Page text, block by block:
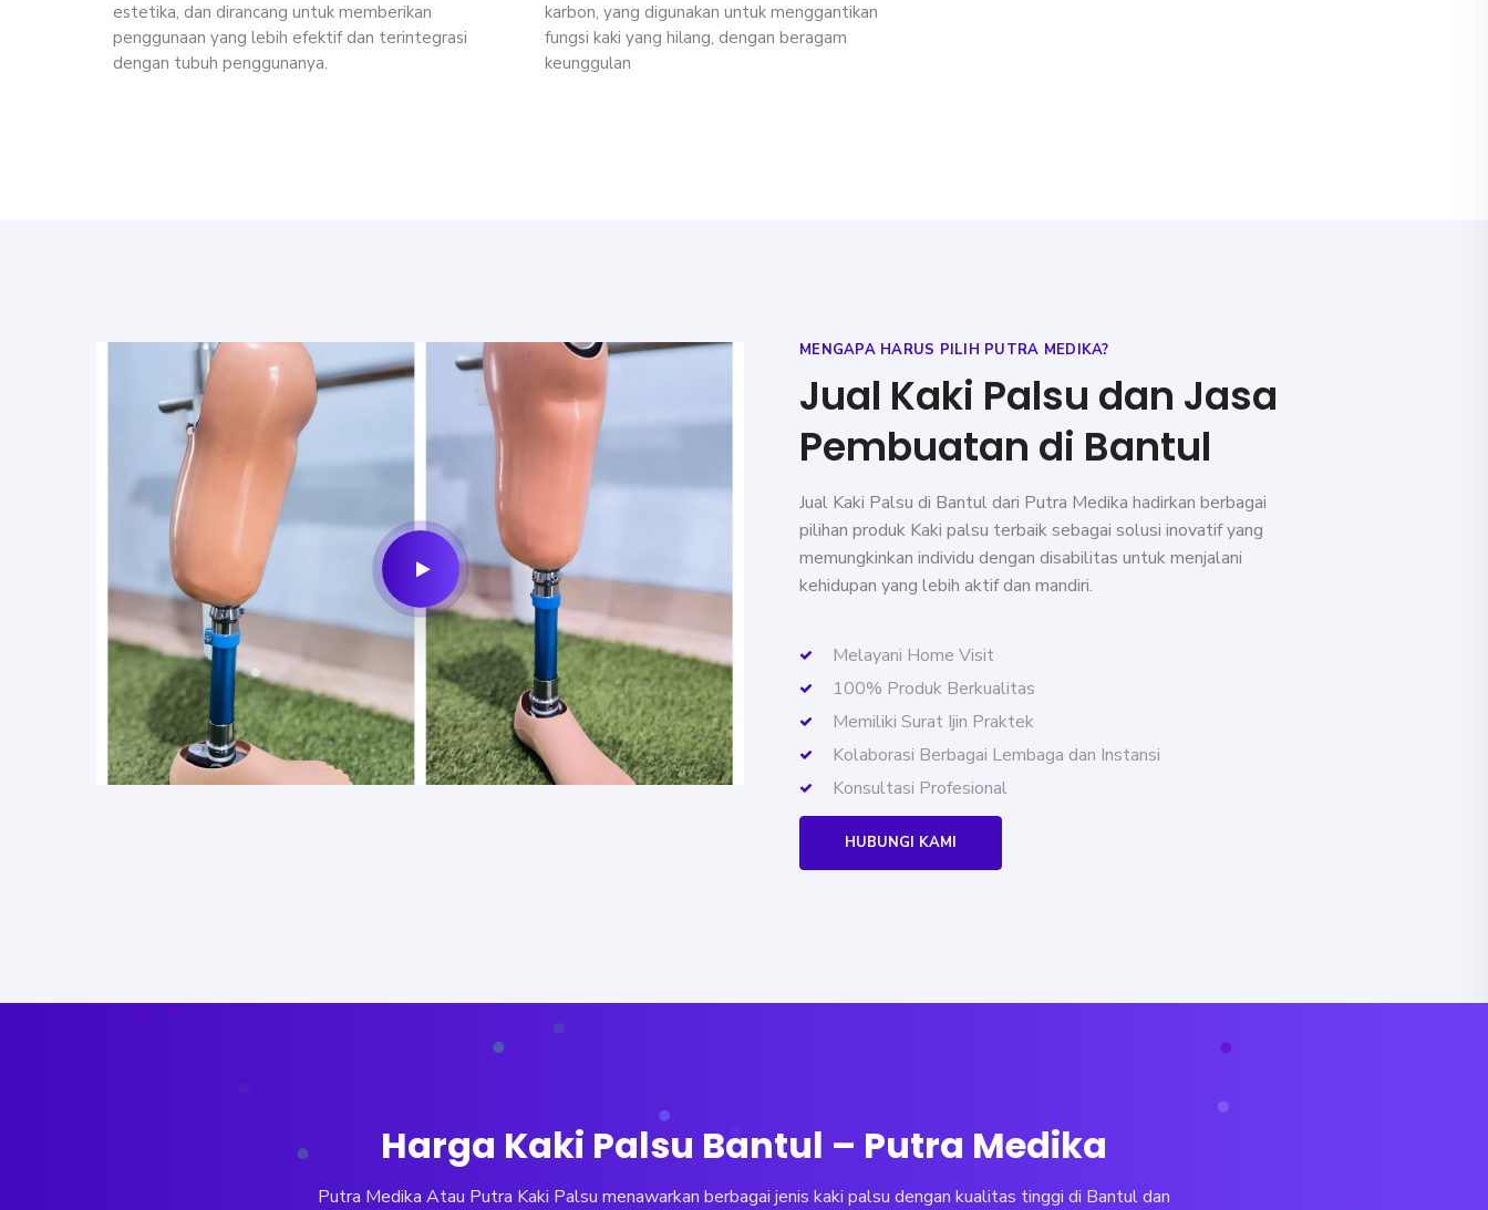
estetika, dan dirancang untuk memberikan
penggunaan yang lebih efektif dan terintegrasi
dengan tubuh penggunanya.
karbon, yang digunakan untuk menggantikan
fungsi kaki yang hilang, dengan beragam
keunggulan
MENGAPA HARUS PILIH PUTRA MEDIKA?
Jual Kaki Palsu dan Jasa
Pembuatan di Bantul
Jual Kaki Palsu di Bantul dari Putra Medika hadirkan berbagai
pilihan produk Kaki palsu terbaik sebagai solusi inovatif yang
memungkinkan individu dengan disabilitas untuk menjalani
kehidupan yang lebih aktif dan mandiri.
Melayani Home Visit
100% Produk Berkualitas
Memiliki Surat Ijin Praktek
Kolaborasi Berbagai Lembaga dan Instansi
Konsultasi Profesional
HUBUNGI KAMI
Harga Kaki Palsu Bantul – Putra Medika
Putra Medika Atau Putra Kaki Palsu menawarkan berbagai jenis kaki palsu dengan kualitas tinggi di Bantul dan